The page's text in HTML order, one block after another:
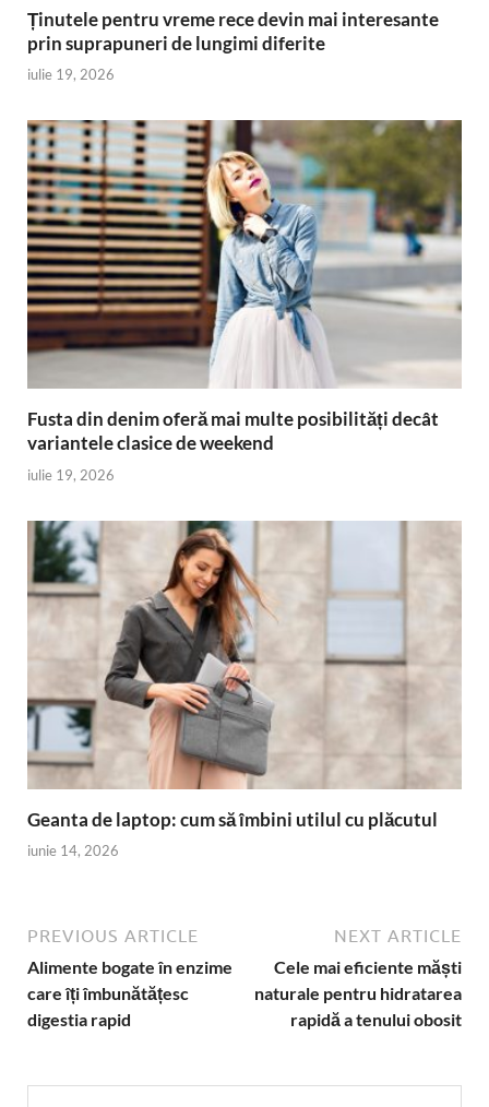
Ținutele pentru vreme rece devin mai interesante
prin suprapuneri de lungimi diferite
iulie 19, 2026
Fusta din denim oferă mai multe posibilități decât
variantele clasice de weekend
iulie 19, 2026
Geanta de laptop: cum să îmbini utilul cu plăcutul
iunie 14, 2026
PREVIOUS ARTICLE
Alimente bogate în enzime
care îți îmbunătățesc
digestia rapid
NEXT ARTICLE
Cele mai eficiente măști
naturale pentru hidratarea
rapidă a tenului obosit